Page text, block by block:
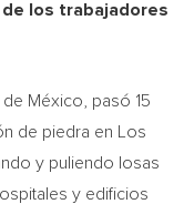
de los trabajadores
México, pasó 15
de piedra en Los
y puliendo losas
y edificios